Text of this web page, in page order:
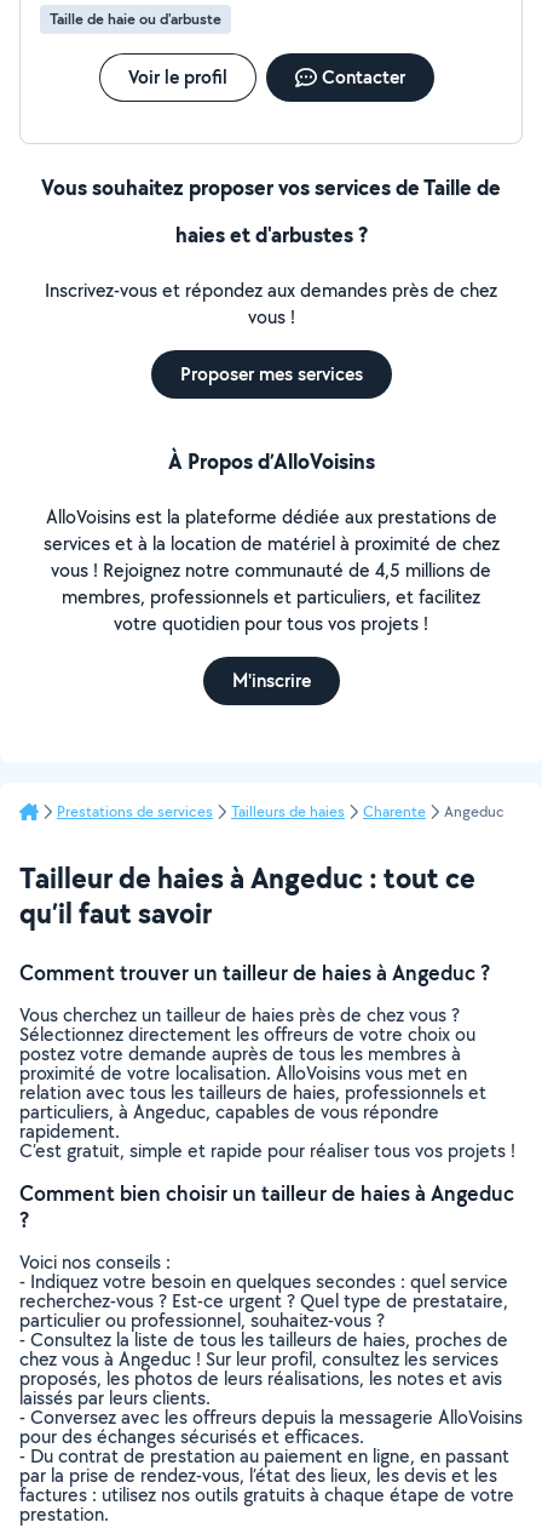
Taille de haie ou d'arbuste
Voir le profil Contacter
Vous souhaitez proposer vos services de Taille de
haies et d'arbustes ?
Inscrivez-vous et répondez aux demandes près de chez
vous !
Proposer mes services
À Propos d’AlloVoisins
AlloVoisins est la plateforme dédiée aux prestations de
services et à la location de matériel à proximité de chez
vous ! Rejoignez notre communauté de 4,5 millions de
membres, professionnels et particuliers, et facilitez
votre quotidien pour tous vos projets !
M'inscrire
Prestations de services Tailleurs de haies Charente Angeduc
Tailleur de haies à Angeduc : tout ce
qu’il faut savoir
Comment trouver un tailleur de haies à Angeduc ?
Vous cherchez un tailleur de haies près de chez vous ?
Sélectionnez directement les offreurs de votre choix ou
postez votre demande auprès de tous les membres à
proximité de votre localisation. AlloVoisins vous met en
relation avec tous les tailleurs de haies, professionnels et
particuliers, à Angeduc, capables de vous répondre
rapidement.
C’est gratuit, simple et rapide pour réaliser tous vos projets !
Comment bien choisir un tailleur de haies à Angeduc
?
Voici nos conseils :
- Indiquez votre besoin en quelques secondes : quel service
recherchez-vous ? Est-ce urgent ? Quel type de prestataire,
particulier ou professionnel, souhaitez-vous ?
- Consultez la liste de tous les tailleurs de haies, proches de
chez vous à Angeduc ! Sur leur profil, consultez les services
proposés, les photos de leurs réalisations, les notes et avis
laissés par leurs clients.
- Conversez avec les offreurs depuis la messagerie AlloVoisins
pour des échanges sécurisés et efficaces.
- Du contrat de prestation au paiement en ligne, en passant
par la prise de rendez-vous, l’état des lieux, les devis et les
factures : utilisez nos outils gratuits à chaque étape de votre
prestation.